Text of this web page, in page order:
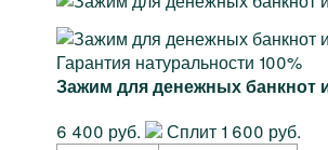
Гарантия натуральности 100%
Зажим для денежных банкнот
6 400 руб.
Сплит 1 600 руб.